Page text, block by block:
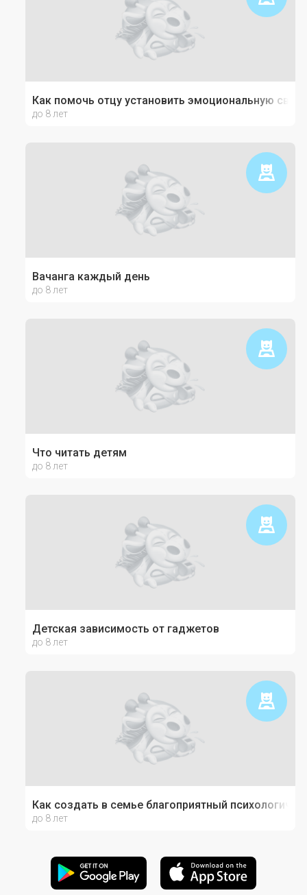
Как помочь отцу установить эмоциональную
до 8 лет
Вачанга каждый день
до 8 лет
Что читать детям
до 8 лет
Детская зависимость от гаджетов
до 8 лет
Как создать в семье благоприятный
до 8 лет